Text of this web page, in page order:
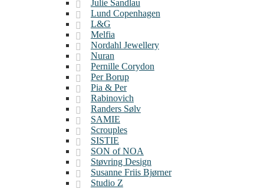
Julie Sandlau
Lund Copenhagen
L&G
Melfia
Nordahl Jewellery
Nuran
Pernille Corydon
Per Borup
Pia & Per
Rabinovich
Randers Sølv
SAMIE
Scrouples
SISTIE
SON of NOA
Støvring Design
Susanne Friis Bjørner
Studio Z